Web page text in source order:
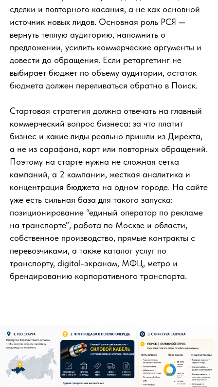
сделки и повторного касания, а не как основной
источник новых лидов. Основная роль РСЯ —
вернуть теплую аудиторию, напомнить о
предложении, усилить коммерческие аргументы и
довести до обращения. Если ретаргетинг не
выбирает бюджет по объему аудитории, остаток
бюджета должен переливаться обратно в Поиск.
Стартовая стратегия должна отвечать на главный
коммерческий вопрос бизнеса: за что платит
бизнес и какие лиды реально пришли из Директа,
а не из сарафана, карт или повторных обращений.
Поэтому на старте нужна не сложная сетка
кампаний, а 2 кампании, жесткая аналитика и
концентрация бюджета на одном городе. На сайте
уже есть сильная база для такого запуска:
позиционирование “единый оператор по рекламе
на транспорте”, работа по Москве и области,
собственное производство, прямые контракты с
перевозчиками, а также каталог услуг по
транспорту, digital-экранам, МФЦ, метро и
брендированию корпоративного транспорта.